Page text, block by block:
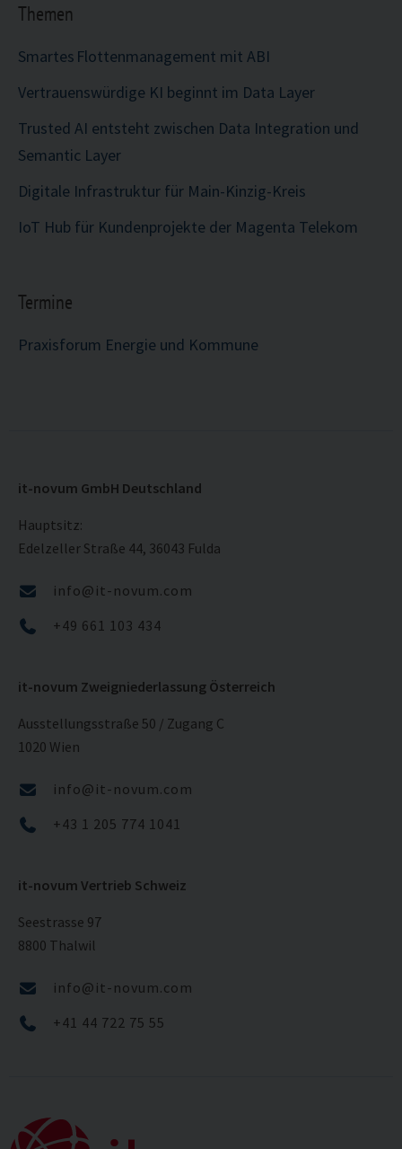
Themen
Smartes Flottenmanagement mit ABI
Vertrauenswürdige KI beginnt im Data Layer
Trusted AI entsteht zwischen Data Integration und
Semantic Layer
Digitale Infrastruktur für Main-Kinzig-Kreis
IoT Hub für Kundenprojekte der Magenta Telekom
Termine
Praxisforum Energie und Kommune
it-novum GmbH Deutschland
Hauptsitz:
Edelzeller Straße 44, 36043 Fulda
info@it-novum.com
+49 661 103 434
it-novum Zweigniederlassung Österreich
Ausstellungsstraße 50 / Zugang C
1020 Wien
info@it-novum.com
+43 1 205 774 1041
it-novum Vertrieb Schweiz
Seestrasse 97
8800 Thalwil
info@it-novum.com
+41 44 722 75 55